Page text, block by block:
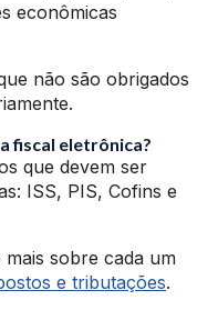
econômicas
não são obrigados
fiscal eletrônica?
que devem ser
ISS, PIS, Cofins e
sobre cada um
e tributações.